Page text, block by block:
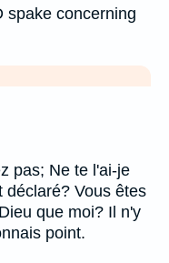
spake concerning
pas; Ne te l'ai-je
déclaré? Vous êtes
que moi? Il n'y
point.